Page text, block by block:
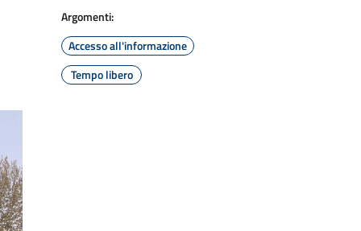
Argomenti:
Accesso all'informazione
Tempo libero